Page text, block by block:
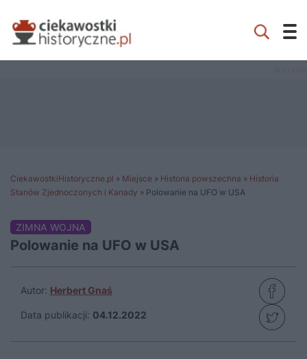
CiekawostkiHistoryczne.pl » Miejsce » Historia powszechna » Historia
Stanów Zjednoczonych i Kanady » Polowanie na UFO w USA
ZIMNA WOJNA
Polowanie na UFO w USA
Autor: Herbert Gnaś
Data publikacji: 04.12.2022